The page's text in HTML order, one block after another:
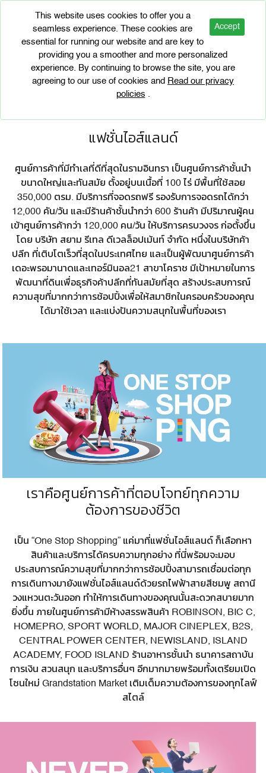
Accept
This website uses cookies to offer you a
seamless experience. These cookies are
essential for running our website and are key to
providing you a smoother and more personalized
experience. By continuing to browse the site, you are
agreeing to our use of cookies and Read our privacy
policies .
แฟชั่นไอส์แลนด์
ศูนย์การค้าที่มีทำเลที่ดีที่สุดในรามอินทรา เป็นศูนย์การค้าชั้นนำ
ขนาดใหญ่และทันสมัย ตั้งอยู่บนเนื้อที่ 100 ไร่ มีพื้นที่ใช้สอย
350,000 ตรม. มีบริการที่จอดรถฟรี รองรับการจอดรถได้กว่า
12,000 คัน/วัน และมีร้านค้าชั้นนำกว่า 600 ร้านค้า มีปริมาณผู้คน
เข้าศูนย์การค้ากว่า 120,000 คน/วัน ให้บริการครบวงจร ก่อตั้งขึ้น
โดย บริษัท สยาม รีเทล ดีเวลล็อปเม้นท์ จำกัด หนึ่งในบริษัทค้า
ปลีก ที่เติบโตเร็วที่สุดในประเทศไทย และเป็นผู้พัฒนาศูนย์การค้า
เดอะพรอมานาดและเทอร์มินอล21 สาขาโคราช มีเป้าหมายในการ
พัฒนาที่ดินเพื่อธุรกิจค้าปลีกที่ทันสมัยที่สุด สร้างประสบการณ์
ความสุขที่มากกว่าการช้อปปิ้งเพื่อให้สมาชิกในครอบครัวของคุณ
ได้มาใช้เวลา และแบ่งปันความสนุกในพื้นที่ของเรา
เราคือศูนย์การค้าที่ตอบโจทย์ทุกความ
ต้องการของชีวิต
เป็น “One Stop Shopping” แค่มาที่แฟชั่นไอส์แลนด์ ก็เลือกหา
สินค้าและบริการได้ครบความทุกอย่าง ที่นี่พร้อมจะมอบ
ประสบการณ์ความสุขที่มากกว่าการช้อปปิ้งสามารถเชื่อมต่อทุก
การเดินทางมายังแฟชั่นไอส์แลนด์ด้วยรถไฟฟ้าสายสีชมพู สถานี
วงแหวนตะวันออก ทำให้การเดินทางของคุณนั้นสะดวกสบายมาก
ยิ่งขึ้น ภายในศูนย์การค้ามีห้างสรรพสินค้า ROBINSON, BIC C
HOMEPRO, SPORT WORLD, MAJOR CINEPLEX, B2S,
CENTRAL POWER CENTER, NEWISLAND, ISLAND
ACADEMY, FOOD ISLAND ร้านอาหารชั้นนำ ธนาคารสถาบัน
การเงิน สวนสนุก และบริการอื่นๆ อีกมากมายพร้อมทั้งเตรียมเปิด
โซนใหม่ Grandstation Market เติมเต็มความต้องการของทุกไลฟ์
สไตล์